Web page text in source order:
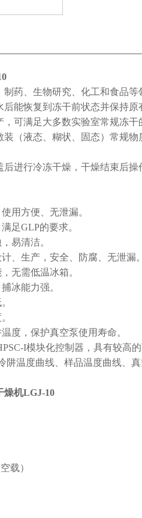
药、生物研究、化工和食品等
能恢复到冻干前状态并保持原
可满足大多数实验室常规冻干
（液态、糊状、固态）常规
进行冷冻干燥，干燥结束后
用方便、无泄漏。
足GLP的要求。
易清洁。
、生产，安全、防腐、无泄漏。
无需低温冰箱。
冰能力强。
度，保护真空泵使用寿命。
I模块化控制器，具有较高的
阱温度曲线、样品温度曲线、
燥机LGJ-10
载）